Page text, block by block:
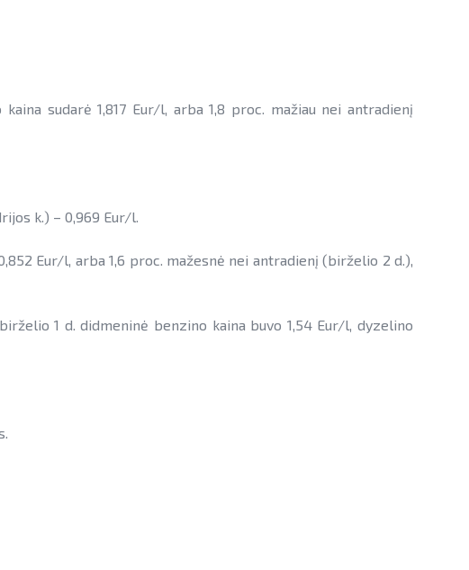
sudarė 1,817 Eur/l, arba 1,8 proc. mažiau nei antradienį
k.) – 0,969 Eur/l.
Eur/l, arba 1,6 proc. mažesnė nei antradienį (birželio 2 d.),
1 d. didmeninė benzino kaina buvo 1,54 Eur/l, dyzelino